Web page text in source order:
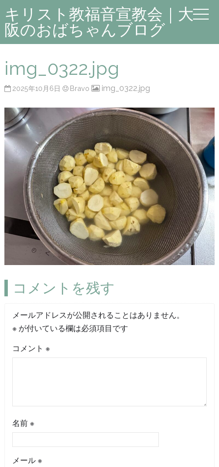
キリスト教福音宣教会｜大
阪のおばちゃんブログ
img_0322.jpg
2025年10月6日 Bravo img_0322.jpg
コメントを残す
メールアドレスが公開されることはありません。
※が付いている欄は必須項目です
コメント ※
名前 ※
メール ※